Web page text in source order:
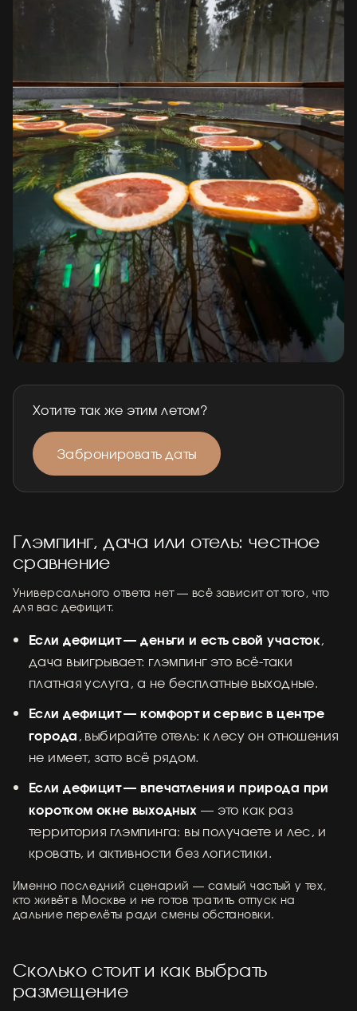
Хотите так же этим летом?
Забронировать даты
Глэмпинг, дача или отель: честное
сравнение
Универсального ответа нет — всё зависит от того, что
для вас дефицит.
Если дефицит — деньги и есть свой участок,
дача выигрывает: глэмпинг это всё-таки
платная услуга, а не бесплатные выходные.
Если дефицит — комфорт и сервис в центре
города, выбирайте отель: к лесу он отношения
не имеет, зато всё рядом.
Если дефицит — впечатления и природа при
коротком окне выходных — это как раз
территория глэмпинга: вы получаете и лес, и
кровать, и активности без логистики.
Именно последний сценарий — самый частый у тех,
кто живёт в Москве и не готов тратить отпуск на
дальние перелёты ради смены обстановки.
Сколько стоит и как выбрать
размещение